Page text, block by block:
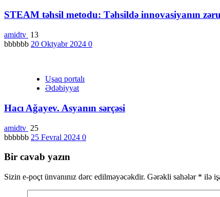
STEAM təhsil metodu: Təhsildə innovasiyanın
amidtv 13
bbbbbb 20 Oktyabr 2024 0
Uşaq portalı
Ədəbiyyat
Hacı Ağayev. Asyanın sərçəsi
amidtv 25
bbbbbb 25 Fevral 2024 0
Bir cavab yazın
Sizin e-poçt ünvanınız dərc edilməyəcəkdir. Gərəkli sahələr * ilə